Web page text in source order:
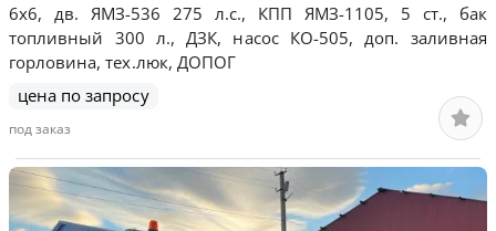
6х6, дв. ЯМЗ-536 275 л.с., КПП ЯМЗ-1105, 5 ст., бак
топливный 300 л., ДЗК, насос КО-505, доп. заливная
горловина, тех.люк, ДОПОГ
цена по запросу
под заказ